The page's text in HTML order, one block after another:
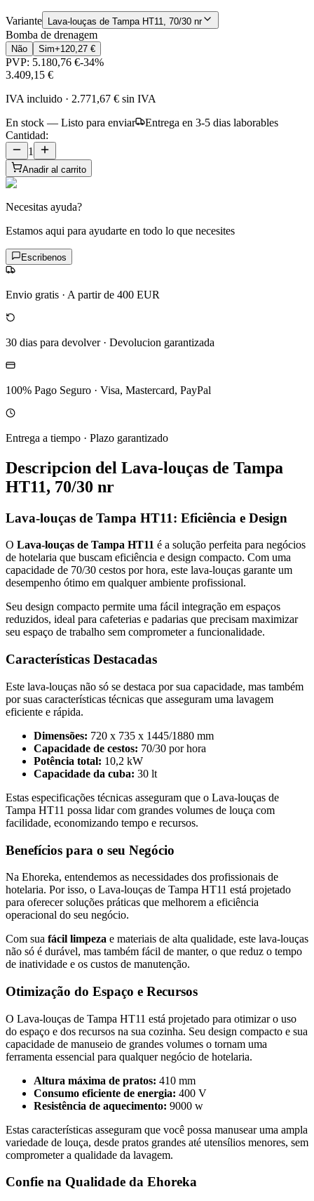
Variante Lava-louças de Tampa HT11, 70/30 nr
Bomba de drenagem
Não Sim+120,27 €
PVP: 5.180,76 €-34%
3.409,15 €
IVA incluido · 2.771,67 € sin IVA
En stock — Listo para enviar
Entrega en 3-5 dias laborables
Cantidad:
1
Anadir al carrito
Necesitas ayuda?
Estamos aqui para ayudarte en todo lo que necesites
Escribenos
Envio gratis · A partir de 400 EUR
30 dias para devolver· Devolucion garantizada
100% Pago Seguro · Visa, Mastercard, PayPal
Entrega a tiempo · Plazo garantizado
Descripcion del Lava-louças de Tampa
HT11, 70/30 nr
Lava-louças de Tampa HT11: Eficiência e Design
O Lava-louças de Tampa HT11 é a solução perfeita para negócios
de hotelaria que buscam eficiência e design compacto. Com uma
capacidade de 70/30 cestos por hora, este lava-louças garante um
desempenho ótimo em qualquer ambiente profissional.
Seu design compacto permite uma fácil integração em espaços
reduzidos, ideal para cafeterias e padarias que precisam maximizar
seu espaço de trabalho sem comprometer a funcionalidade.
Características Destacadas
Este lava-louças não só se destaca por sua capacidade, mas também
por suas características técnicas que asseguram uma lavagem
eficiente e rápida.
Dimensões: 720 x 735 x 1445/1880 mm
Capacidade de cestos: 70/30 por hora
Potência total: 10,2 kW
Capacidade da cuba: 30 lt
Estas especificações técnicas asseguram que o Lava-louças de
Tampa HT11 possa lidar com grandes volumes de louça com
facilidade, economizando tempo e recursos.
Benefícios para o seu Negócio
Na Ehoreka, entendemos as necessidades dos profissionais de
hotelaria. Por isso, o Lava-louças de Tampa HT11 está projetado
para oferecer soluções práticas que melhorem a eficiência
operacional do seu negócio.
Com sua fácil limpeza e materiais de alta qualidade, este lava-louças
não só é durável, mas também fácil de manter, o que reduz o tempo
de inatividade e os custos de manutenção.
Otimização do Espaço e Recursos
O Lava-louças de Tampa HT11 está projetado para otimizar o uso
do espaço e dos recursos na sua cozinha. Seu design compacto e sua
capacidade de manuseio de grandes volumes o tornam uma
ferramenta essencial para qualquer negócio de hotelaria.
Altura máxima de pratos: 410 mm
Consumo eficiente de energia: 400 V
Resistência de aquecimento: 9000 w
Estas características asseguram que você possa manusear uma ampla
variedade de louça, desde pratos grandes até utensílios menores, sem
comprometer a qualidade da lavagem.
Confie na Qualidade da Ehoreka